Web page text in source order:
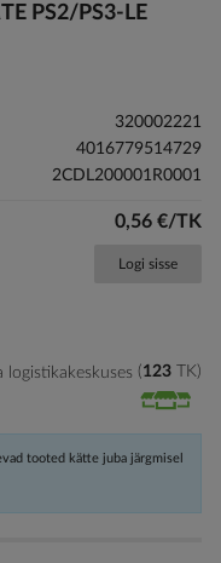
PS2/PS3-LE
320002221
4016779514729
2CDL200001R0001
0,56 €/TK
Logi sisse
logistikakeskuses 123 TK
tooted kätte juba järgmisel